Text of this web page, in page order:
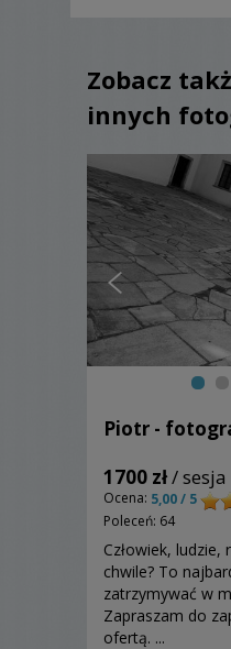
Zobacz
innych
Piotr -
1700 zł/ sesja
Ocena: 5,00 / 5
Poleceń: 64
Człowiek,
chwile? To
zatrzymywać w
Zapraszam do
ofertą. ...